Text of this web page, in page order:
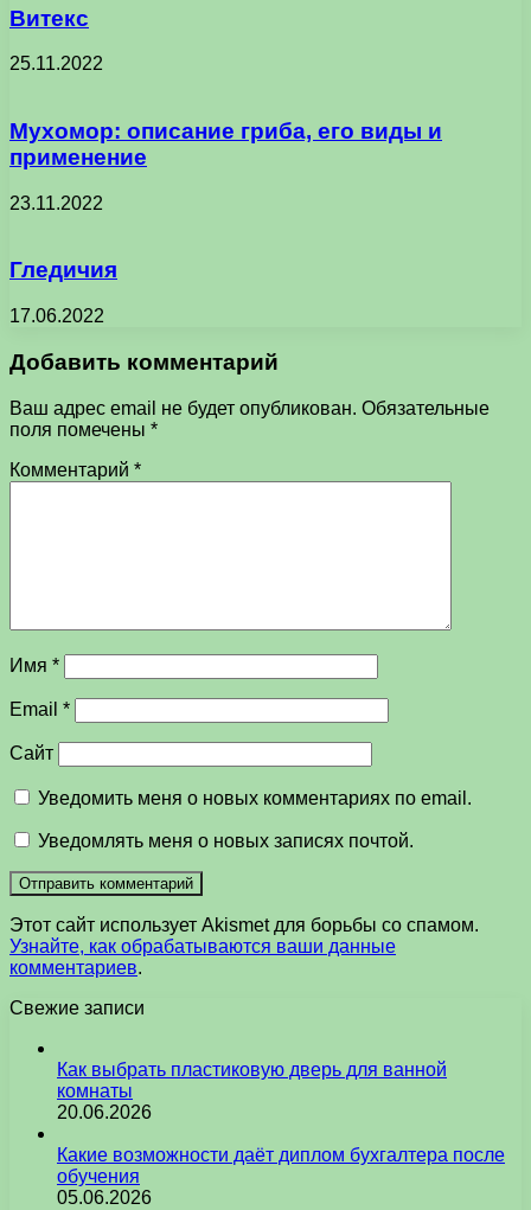
Витекс
25.11.2022
Мухомор: описание гриба, его виды и
применение
23.11.2022
Гледичия
17.06.2022
Добавить комментарий
Ваш адрес email не будет опубликован. Обязательные
поля помечены *
Комментарий *
Имя *
Email *
Сайт
Уведомить меня о новых комментариях по email.
Уведомлять меня о новых записях почтой.
Этот сайт использует Akismet для борьбы со спамом.
Узнайте, как обрабатываются ваши данные
комментариев.
Свежие записи
Как выбрать пластиковую дверь для ванной
комнаты
20.06.2026
Какие возможности даёт диплом бухгалтера после
обучения
05.06.2026